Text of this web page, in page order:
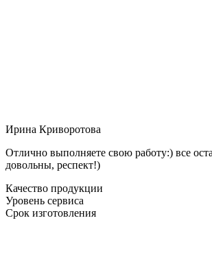
Ирина Криворотова
Отлично выполняете свою работу:) все
довольны, респект!)
Качество продукции
Уровень сервиса
Срок изготовления